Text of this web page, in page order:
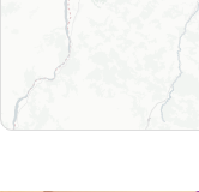
Tutti